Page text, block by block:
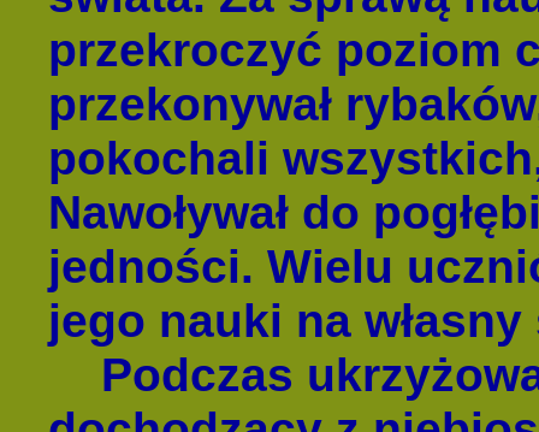
przekroczyć poziom
przekonywał
pokochali
Nawoływał do
jedności. Wielu
jego nauki na
Podczas